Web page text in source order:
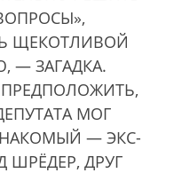
ЩЕКОТЛИВОЙ
— ЗАГАДКА.
МОГ
— ЭКС-
ШРЁДЕР, ДРУГ